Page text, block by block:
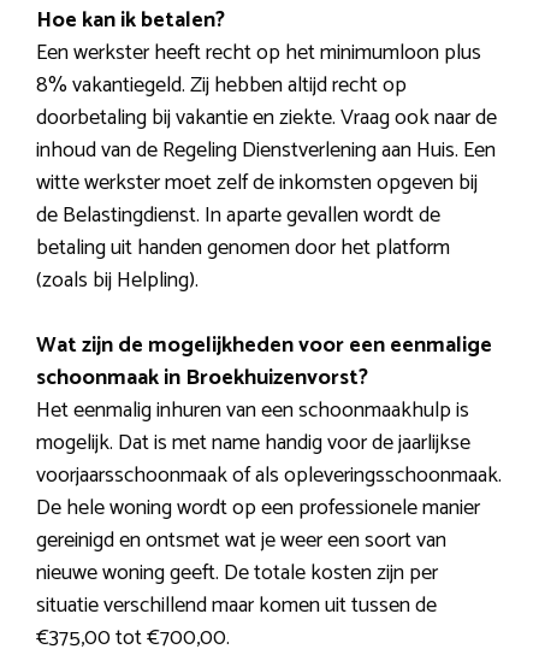
Hoe kan ik betalen?
Een werkster heeft recht op het minimumloon plus
8% vakantiegeld. Zij hebben altijd recht op
doorbetaling bij vakantie en ziekte. Vraag ook naar de
inhoud van de Regeling Dienstverlening aan Huis. Een
witte werkster moet zelf de inkomsten opgeven bij
de Belastingdienst. In aparte gevallen wordt de
betaling uit handen genomen door het platform
(zoals bij Helpling).
Wat zijn de mogelijkheden voor een eenmalige
schoonmaak in Broekhuizenvorst?
Het eenmalig inhuren van een schoonmaakhulp is
mogelijk. Dat is met name handig voor de jaarlijkse
voorjaarsschoonmaak of als opleveringsschoonmaak.
De hele woning wordt op een professionele manier
gereinigd en ontsmet wat je weer een soort van
nieuwe woning geeft. De totale kosten zijn per
situatie verschillend maar komen uit tussen de
€375,00 tot €700,00.